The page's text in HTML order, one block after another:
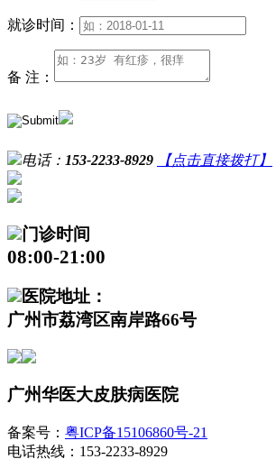
就诊时间：
备 注：
电话： 153-2233-8929 【点击直接拨打】
门诊时间
08:00-21:00
医院地址：
广州市荔湾区南岸路66号
广州华医大皮肤病医院
备案号： 粤ICP备15106860号-21
电话热线：153-2233-8929